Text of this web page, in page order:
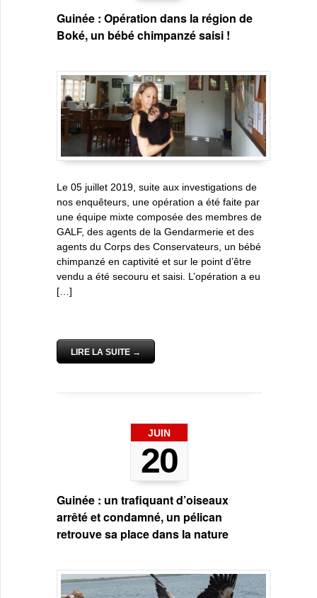
Guinée : Opération dans la région de
Boké, un bébé chimpanzé saisi !
Le 05 juillet 2019, suite aux investigations de
nos enquêteurs, une opération a été faite par
une équipe mixte composée des membres de
GALF, des agents de la Gendarmerie et des
agents du Corps des Conservateurs, un bébé
chimpanzé en captivité et sur le point d’être
vendu a été secouru et saisi. L’opération a eu
[…]
LIRE LA SUITE →
JUIN
20
Guinée : un trafiquant d’oiseaux
arrêté et condamné, un pélican
retrouve sa place dans la nature